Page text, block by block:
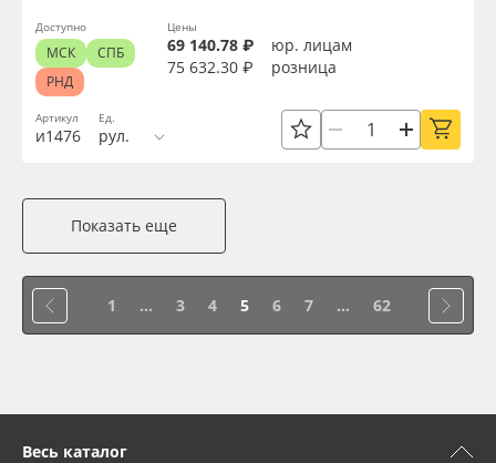
Артикул
и1476
Ед.
рул.
Цены
69 140.78 ₽
юр. лицам
75 632.30 ₽
розница
Доступно
МСК
СПБ
РНД
Показать еще
1 ... 3 4 5 6 7 ... 62
Весь каталог